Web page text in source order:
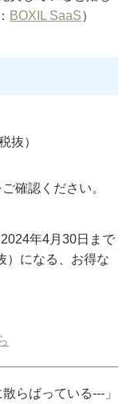
BOXIL SaaS）
抜）
確認ください。
年4月30日まで
）になる、お得な
らばっている---」